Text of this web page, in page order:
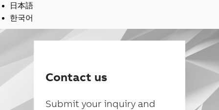
日本語
한국어
Contact us
Submit your inquiry and